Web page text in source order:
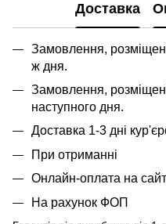
Доставка
Замовлення,
ж дня.
Замовлення,
наступного дня.
Доставка 1-3 дні
При отриманні
Онлайн-оплата на
На рахунок ФОП